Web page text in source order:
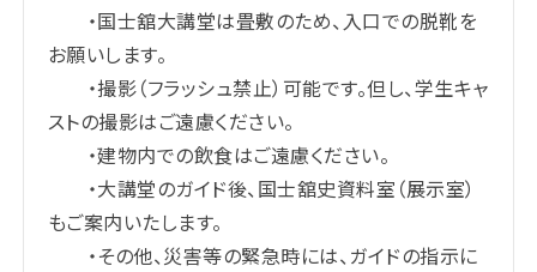
・国士舘大講堂は畳敷のため、入口での脱靴を
お願いします。
・撮影（フラッシュ禁止）可能です。但し、学生キャ
ストの撮影はご遠慮ください。
・建物内での飲食はご遠慮ください。
・大講堂のガイド後、国士舘史資料室（展示室）
もご案内いたします。
・その他、災害等の緊急時には、ガイドの指示に